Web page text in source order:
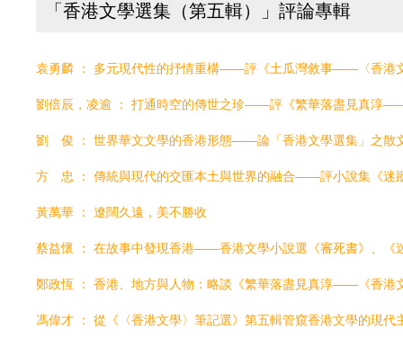
「香港文學選集（第五輯）」評論專輯
袁勇麟 ： 多元現代性的抒情重構——評《土瓜灣敘事——〈香港
方 忠 ： 傳統與現代的交匯本土與世界的融合——評小說集《迷
黃萬華 ： 遼闊久遠，美不勝收
蔡益懷 ： 在故事中發現香港――香港文學小說選《審死書》、《
鄭政恆 ： 香港、地方與人物：略談《繁華落盡見真淳——《香港
馮偉才 ： 從《〈香港文學〉筆記選》第五輯管窺香港文學的現代